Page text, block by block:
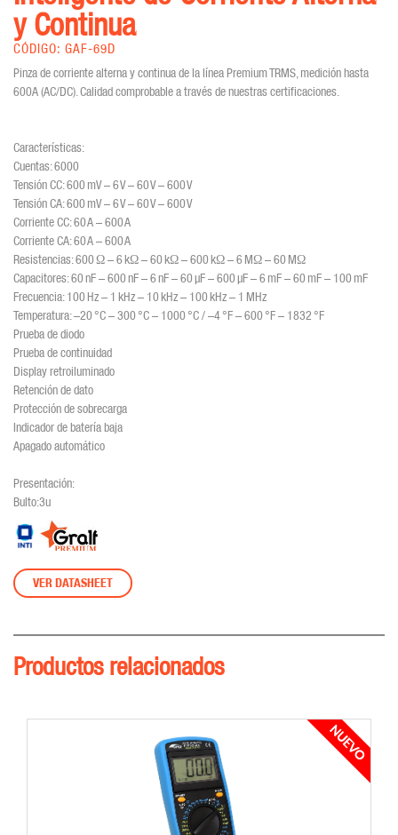
y Continua
CÓDIGO: GAF-69D
Pinza de corriente alterna y continua de la línea Premium TRMS, medición hasta
600A (AC/DC). Calidad comprobable a través de nuestras certificaciones.
Características:
Cuentas: 6000
Tensión CC: 600 mV – 6 V – 60 V – 600 V
Tensión CA: 600 mV – 6 V – 60 V – 600 V
Corriente CC: 60 A – 600 A
Corriente CA: 60 A – 600 A
Resistencias: 600 Ω – 6 kΩ – 60 kΩ – 600 kΩ – 6 MΩ – 60 MΩ
Capacitores: 60 nF – 600 nF – 6 nF – 60 µF – 600 µF – 6 mF – 60 mF – 100 mF
Frecuencia: 100 Hz – 1 kHz – 10 kHz – 100 kHz – 1 MHz
Temperatura: –20 °C – 300 °C – 1000 °C / –4 °F – 600 °F – 1832 °F
Prueba de diodo
Prueba de continuidad
Display retroiluminado
Retención de dato
Protección de sobrecarga
Indicador de batería baja
Apagado automático
Presentación:
Bulto:3u
VER DATASHEET
Productos relacionados